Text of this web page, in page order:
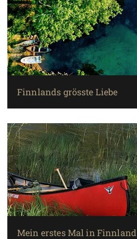
Finnlands grösste Liebe
Mein erstes Mal in Finnland